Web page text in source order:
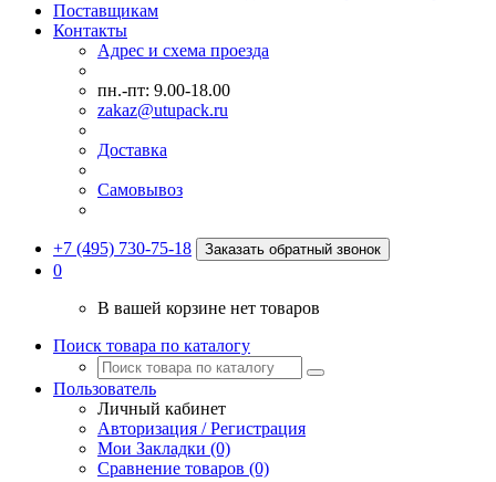
Поставщикам
Контакты
Адрес и схема проезда
пн.-пт: 9.00-18.00
zakaz@utupack.ru
Доставка
Самовывоз
+7 (495) 730-75-18 Заказать обратный звонок
0
В вашей корзине нет товаров
Поиск товара по каталогу
Пользователь
Личный кабинет
Авторизация / Регистрация
Мои Закладки (0)
Сравнение товаров (0)